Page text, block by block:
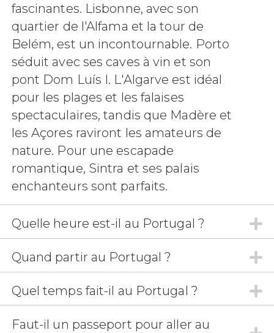
découvrez les grottes de Ponta
da Piedade
fascinantes. Lisbonne, avec son
quartier de l'Alfama et la tour de
Belém, est un incontournable. Porto
séduit avec ses caves à vin et son
pont Dom Luís I. L'Algarve est idéal
pour les plages et les falaises
spectaculaires, tandis que Madère et
les Açores raviront les amateurs de
nature. Pour une escapade
romantique, Sintra et ses palais
enchanteurs sont parfaits.
Quelle heure est-il au Portugal ?
Quand partir au Portugal ?
Quel temps fait-il au Portugal ?
Faut-il un passeport pour aller au